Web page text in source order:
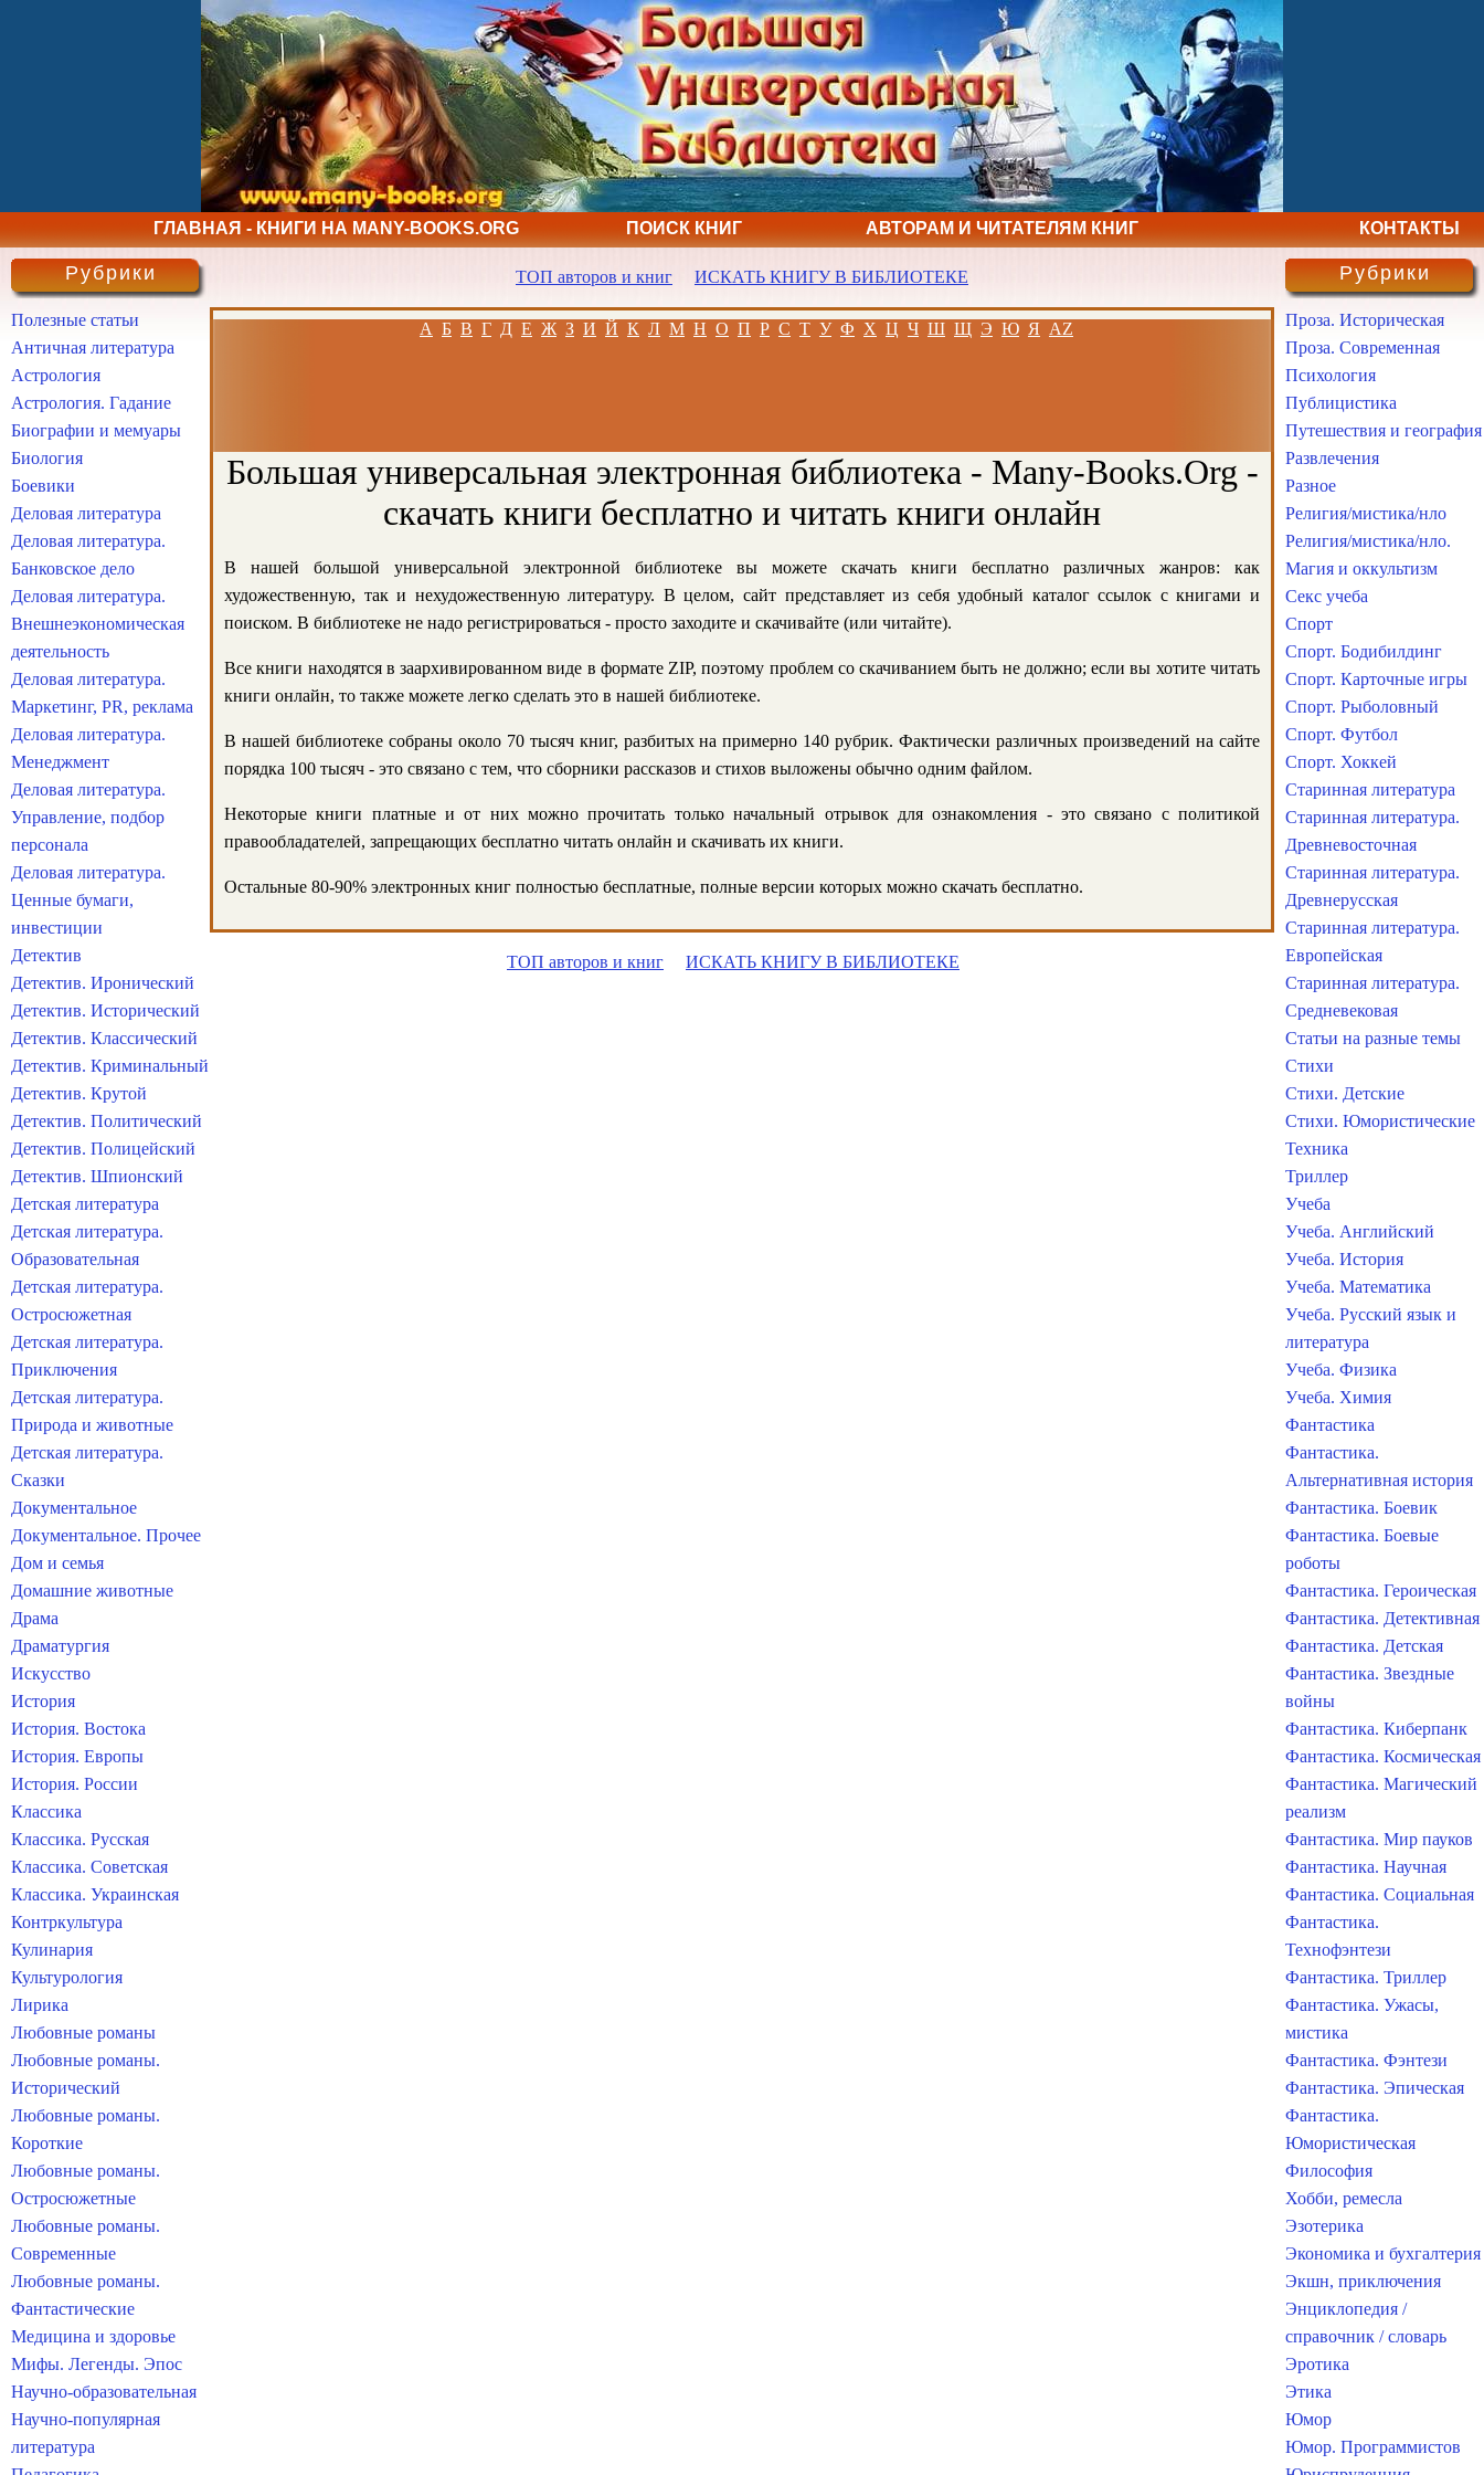
ГЛАВНАЯ - КНИГИ НА MANY-BOOKS.ORG ПОИСК КНИГ АВТОРАМ И ЧИТАТЕЛЯМ КНИГ КОНТАКТЫ
ТОП авторов и книг ИСКАТЬ КНИГУ В БИБЛИОТЕКЕ
А Б В Г Д Е Ж З И Й К Л М Н О П Р С Т У Ф Х Ц Ч Ш Щ Э Ю Я AZ
Большая универсальная электронная библиотека - Many-Books.Org -
скачать книги бесплатно и читать книги онлайн
В нашей большой универсальной электронной библиотеке вы можете скачать книги бесплатно различных жанров: как
художественную, так и нехудожественную литературу. В целом, сайт представляет из себя удобный каталог ссылок с книгами и
поиском. В библиотеке не надо регистрироваться - просто заходите и скачивайте (или читайте).
Все книги находятся в заархивированном виде в формате ZIP, поэтому проблем со скачиванием быть не должно; если вы хотите читать
книги онлайн, то также можете легко сделать это в нашей библиотеке.
В нашей библиотеке собраны около 70 тысяч книг, разбитых на примерно 140 рубрик. Фактически различных произведений на сайте
порядка 100 тысяч - это связано с тем, что сборники рассказов и стихов выложены обычно одним файлом.
Некоторые книги платные и от них можно прочитать только начальный отрывок для ознакомления - это связано с политикой
правообладателей, запрещающих бесплатно читать онлайн и скачивать их книги.
Остальные 80-90% электронных книг полностью бесплатные, полные версии которых можно скачать бесплатно.
ТОП авторов и книг ИСКАТЬ КНИГУ В БИБЛИОТЕКЕ
Рубрики
Полезные статьи
Античная литература
Астрология
Астрология. Гадание
Биографии и мемуары
Биология
Боевики
Деловая литература
Деловая литература.
Банковское дело
Деловая литература.
Внешнеэкономическая
деятельность
Деловая литература.
Маркетинг, PR, реклама
Деловая литература.
Менеджмент
Деловая литература.
Управление, подбор
персонала
Деловая литература.
Ценные бумаги,
инвестиции
Детектив
Детектив. Иронический
Детектив. Исторический
Детектив. Классический
Детектив. Криминальный
Детектив. Крутой
Детектив. Политический
Детектив. Полицейский
Детектив. Шпионский
Детская литература
Детская литература.
Образовательная
Детская литература.
Остросюжетная
Детская литература.
Приключения
Детская литература.
Природа и животные
Детская литература.
Сказки
Документальное
Документальное. Прочее
Дом и семья
Домашние животные
Драма
Драматургия
Искусство
История
История. Востока
История. Европы
История. России
Классика
Классика. Русская
Классика. Советская
Классика. Украинская
Контркультура
Кулинария
Культурология
Лирика
Любовные романы
Любовные романы.
Исторический
Любовные романы.
Короткие
Любовные романы.
Остросюжетные
Любовные романы.
Современные
Любовные романы.
Фантастические
Медицина и здоровье
Мифы. Легенды. Эпос
Научно-образовательная
Научно-популярная
литература
Рубрики
Проза. Историческая
Проза. Современная
Психология
Публицистика
Путешествия и география
Развлечения
Разное
Религия/мистика/нло
Религия/мистика/нло.
Магия и оккультизм
Секс учеба
Спорт
Спорт. Бодибилдинг
Спорт. Карточные игры
Спорт. Рыболовный
Спорт. Футбол
Спорт. Хоккей
Старинная литература
Старинная литература.
Древневосточная
Старинная литература.
Древнерусская
Старинная литература.
Европейская
Старинная литература.
Средневековая
Статьи на разные темы
Стихи
Стихи. Детские
Стихи. Юмористические
Техника
Триллер
Учеба
Учеба. Английский
Учеба. История
Учеба. Математика
Учеба. Русский язык и
литература
Учеба. Физика
Учеба. Химия
Фантастика
Фантастика.
Альтернативная история
Фантастика. Боевик
Фантастика. Боевые
роботы
Фантастика. Героическая
Фантастика. Детективная
Фантастика. Детская
Фантастика. Звездные
войны
Фантастика. Киберпанк
Фантастика. Космическая
Фантастика. Магический
реализм
Фантастика. Мир пауков
Фантастика. Научная
Фантастика. Социальная
Фантастика.
Технофэнтези
Фантастика. Триллер
Фантастика. Ужасы,
мистика
Фантастика. Фэнтези
Фантастика. Эпическая
Фантастика.
Юмористическая
Философия
Хобби, ремесла
Эзотерика
Экономика и бухгалтерия
Экшн, приключения
Энциклопедия /
справочник / словарь
Эротика
Этика
Юмор
Юмор. Программистов